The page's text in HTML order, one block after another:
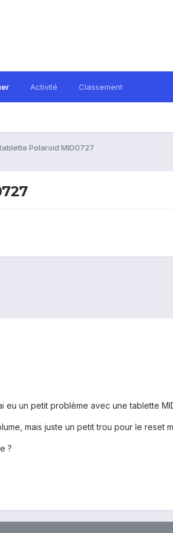
Activité Classement
Polaroid MID0727
un petit problème avec une tablette
mais juste un petit trou pour le reset
?